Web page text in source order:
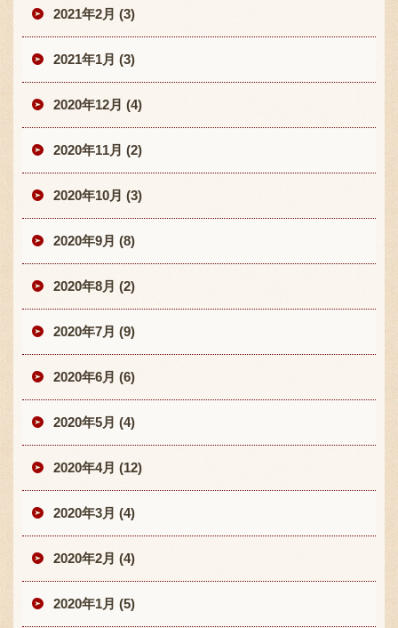
2021年2月 (3)
2021年1月 (3)
2020年12月 (4)
2020年11月 (2)
2020年10月 (3)
2020年9月 (8)
2020年8月 (2)
2020年7月 (9)
2020年6月 (6)
2020年5月 (4)
2020年4月 (12)
2020年3月 (4)
2020年2月 (4)
2020年1月 (5)